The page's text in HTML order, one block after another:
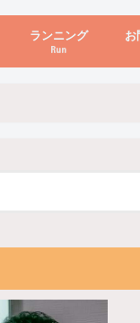
ランニング
Run
お